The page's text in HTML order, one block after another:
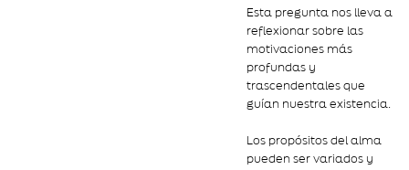
Esta pregunta nos lleva a
reflexionar sobre las
motivaciones más
profundas y
trascendentales que
guían nuestra existencia.
Los propósitos del alma
pueden ser variados y